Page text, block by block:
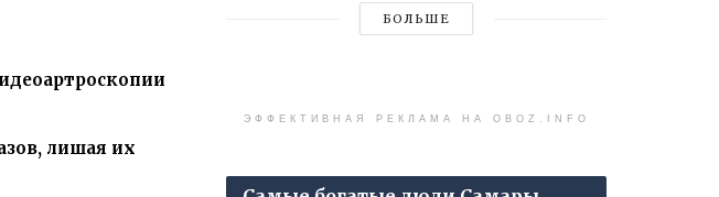
лишая их
БОЛЬШЕ
ЭФФЕКТИВНАЯ РЕКЛАМА НА OBOZ.INFO